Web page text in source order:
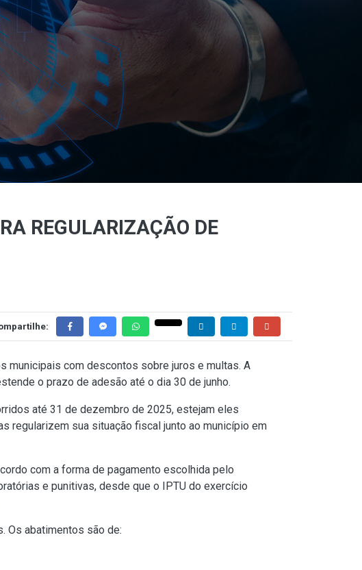
REGULARIZAÇÃO DE
municipais com descontos sobre juros e multas. A
o prazo de adesão até o dia 30 de junho.
até 31 de dezembro de 2025, estejam eles
regularizem sua situação fiscal junto ao município em
com a forma de pagamento escolhida pelo
e punitivas, desde que o IPTU do exercício
Os abatimentos são de: